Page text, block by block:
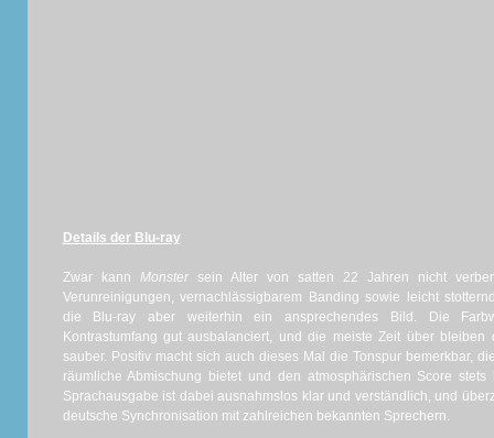
Details der Blu-ray
Zwar kann Monstersein Alter von satten 22 Jahren nicht
Verunreinigungen, vernachlässigbarem Banding sowie leicht
die Blu-ray aber weiterhin ein ansprechendes Bild. Die
Kontrastumfang gut ausbalanciert, und die meiste Zeit über
sauber. Positiv macht sich auch dieses Mal die Tonspur bemerkbar,
räumliche Abmischung bietet und den atmosphärischen Score
Sprachausgabe ist dabei ausnahmslos klar und verständlich, und
deutsche Synchronisation mit zahlreichen bekannten Sprechern.